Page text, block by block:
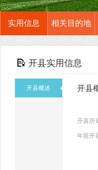
实用信息 相关目的地
开县实用信息
开县概述 开县
开县历
年前开